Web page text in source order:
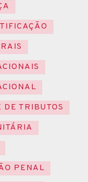
DE TRIBUTOS
PENAL